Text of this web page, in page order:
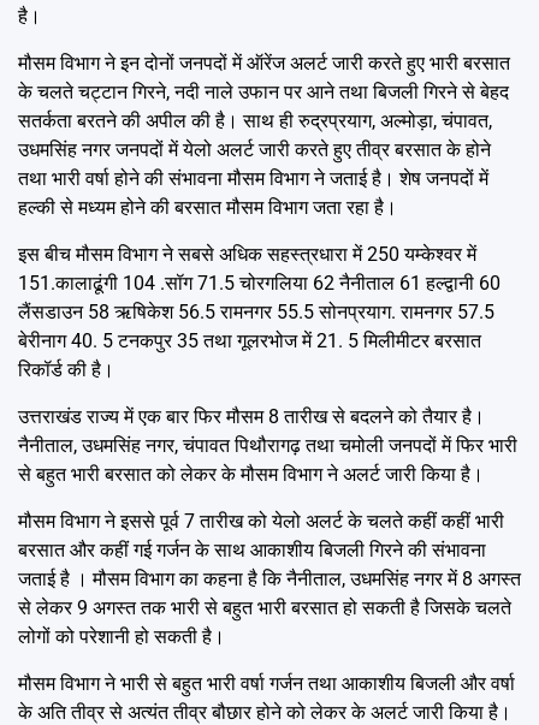
है।
मौसम विभाग ने इन दोनों जनपदों में ऑरेंज अलर्ट जारी करते हुए भारी बरसात
के चलते चट्टान गिरने, नदी नाले उफान पर आने तथा बिजली गिरने से बेहद
सतर्कता बरतने की अपील की है। साथ ही रुद्रप्रयाग, अल्मोड़ा, चंपावत,
उधमसिंह नगर जनपदों में येलो अलर्ट जारी करते हुए तीव्र बरसात के होने
तथा भारी वर्षा होने की संभावना मौसम विभाग ने जताई है। शेष जनपदों में
हल्की से मध्यम होने की बरसात मौसम विभाग जता रहा है।
इस बीच मौसम विभाग ने सबसे अधिक सहस्त्रधारा में 250 यम्केश्वर में
151.कालाढूंगी 104 .सॉग 71.5 चोरगलिया 62 नैनीताल 61 हल्द्वानी 60
लैंसडाउन 58 ऋषिकेश 56.5 रामनगर 55.5 सोनप्रयाग. रामनगर 57.5
बेरीनाग 40. 5 टनकपुर 35 तथा गूलरभोज में 21. 5 मिलीमीटर बरसात
रिकॉर्ड की है।
उत्तराखंड राज्य में एक बार फिर मौसम 8 तारीख से बदलने को तैयार है।
नैनीताल, उधमसिंह नगर, चंपावत पिथौरागढ़ तथा चमोली जनपदों में फिर भारी
से बहुत भारी बरसात को लेकर के मौसम विभाग ने अलर्ट जारी किया है।
मौसम विभाग ने इससे पूर्व 7 तारीख को येलो अलर्ट के चलते कहीं कहीं भारी
बरसात और कहीं गई गर्जन के साथ आकाशीय बिजली गिरने की संभावना
जताई है । मौसम विभाग का कहना है कि नैनीताल, उधमसिंह नगर में 8 अगस्त
से लेकर 9 अगस्त तक भारी से बहुत भारी बरसात हो सकती है जिसके चलते
लोगों को परेशानी हो सकती है।
मौसम विभाग ने भारी से बहुत भारी वर्षा गर्जन तथा आकाशीय बिजली और वर्षा
के अति तीव्र से अत्यंत तीव्र बौछार होने को लेकर के अलर्ट जारी किया है।